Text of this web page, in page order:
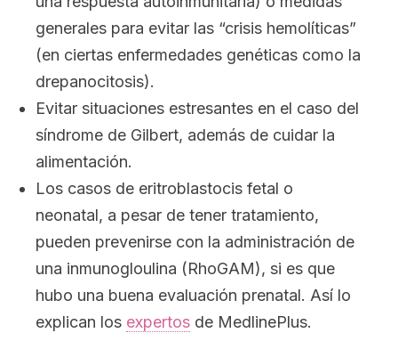
generales para evitar las “crisis hemolíticas”
(en ciertas enfermedades genéticas como la
drepanocitosis).
Evitar situaciones estresantes en el caso del
síndrome de Gilbert, además de cuidar la
alimentación.
Los casos de eritroblastocis fetal o
neonatal, a pesar de tener tratamiento,
pueden prevenirse con la administración de
una inmunogloulina (RhoGAM), si es que
hubo una buena evaluación prenatal. Así lo
explican los expertos de MedlinePlus.